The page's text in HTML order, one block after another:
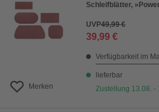
Merken
Schleifblätter,
UVP49,99 €
39,99 €
Verfügbarkeit im
lieferbar
Zustellung 13.08. -